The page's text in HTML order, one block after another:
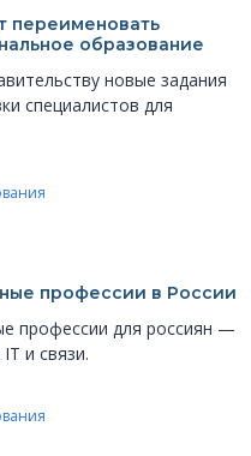
переименовать
образование
новые задания
специалистов для
профессии в России
профессии для россиян —
и связи.